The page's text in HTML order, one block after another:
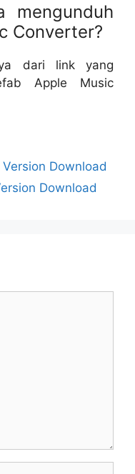
mengunduh
Converter?
dari link yang
Apple Music
Download
Download